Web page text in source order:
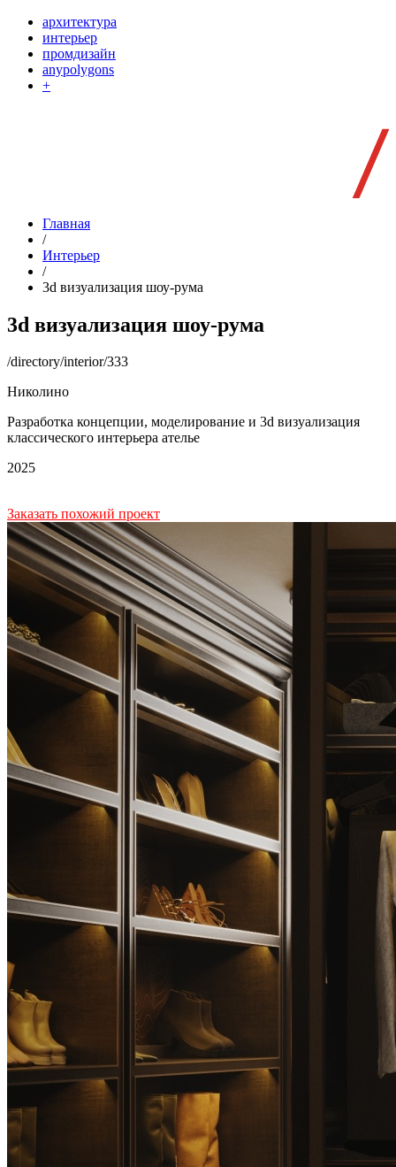
архитектура
интерьер
промдизайн
anypolygons
+
Главная
/
Интерьер
/
3d визуализация шоу-рума
3d визуализация шоу-рума
/directory/interior/333
Николино
Разработка концепции, моделирование и 3d визуализация
классического интерьера ателье
2025
Заказать похожий проект